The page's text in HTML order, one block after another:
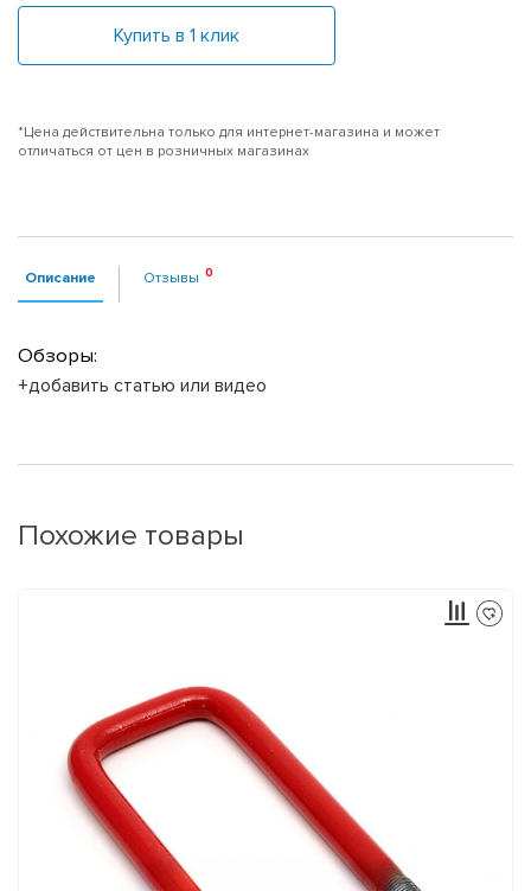
Купить в 1 клик
*Цена действительна только для интернет-магазина и может
отличаться от цен в розничных магазинах
Описание Отзывы
Обзоры:
+добавить статью или видео
Похожие товары